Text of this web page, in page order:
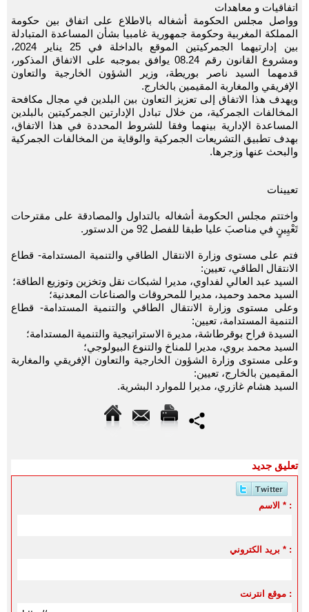
اتفاقيات و معاهدات
وواصل مجلس الحكومة أشغاله بالاطلاع على اتفاق بين حكومة
المملكة المغربية وحكومة جمهورية غامبيا بشأن المساعدة المتبادلة
بين إدارتيهما الجمركيتين الموقع بالداخلة في 25 يناير 2024،
ومشروع القانون رقم 08.24 يوافق بموجبه على الاتفاق المذكور،
قدمهما السيد ناصر بوريطة، وزير الشؤون الخارجية والتعاون
الإفريقي والمغاربة المقيمين بالخارج.
ويهدف هذا الاتفاق إلى تعزيز التعاون بين البلدين في مجال مكافحة
المخالفات الجمركية، من خلال تبادل الإدارتين الجمركيتين بالبلدين
المساعدة الإدارية بينهما وفقا للشروط المحددة في هذا الاتفاق،
بهدف تطبيق التشريعات الجمركية والوقاية من المخالفات الجمركية
والبحث عنها وزجرها.
تعيينات
واختتم مجلس الحكومة أشغاله بالتداول والمصادقة على مقترحات
تَعْيِينٍ في مناصبَ عليا طبقا للفصل 92 من الدستور.
فتم على مستوى وزارة الانتقال الطاقي والتنمية المستدامة- قطاع
الانتقال الطاقي، تعيين:
السيد عبد العالي لفداوي، مديرا لشبكات نقل وتخزين وتوزيع الطاقة؛
السيد محمد وحميد، مديرا للمحروقات والصناعات المعدنية؛
وعلى مستوى وزارة الانتقال الطاقي والتنمية المستدامة- قطاع
التنمية المستدامة، تعيين:
السيدة فراح بوقرطاشة، مديرة الاستراتيجية والتنمية المستدامة؛
السيد محمد بروي، مديرا للمناخ والتنوع البيولوجي؛
وعلى مستوى وزارة الشؤون الخارجية والتعاون الإفريقي والمغاربة
المقيمين بالخارج، تعيين:
السيد هشام غازري، مديرا للموارد البشرية.
تعليق جديد
الاسم * :
بريد الكتروني * :
موقع انترنت :